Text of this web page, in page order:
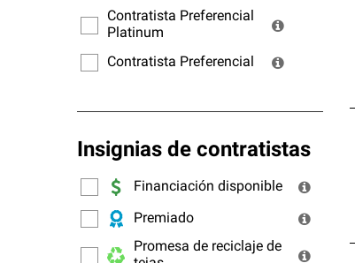
Contratista Preferencial
Platinum
Contratista Preferencial
Insignias de contratistas
Financiación disponible
Premiado
Promesa de reciclaje de